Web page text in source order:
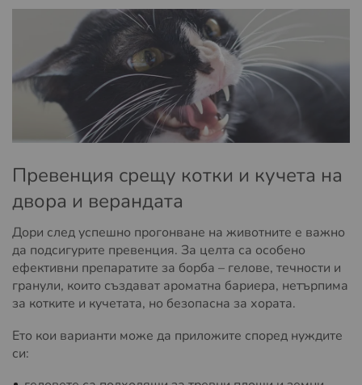
Превенция срещу котки и кучета на
двора и верандата
Дори след успешно прогонване на животните е важно
да подсигурите превенция. За целта са особено
ефективни препаратите за борба – гелове, течности и
гранули, които създават ароматна бариера, нетърпима
за котките и кучетата, но безопасна за хората.
Ето кои варианти може да приложите според нуждите
си: